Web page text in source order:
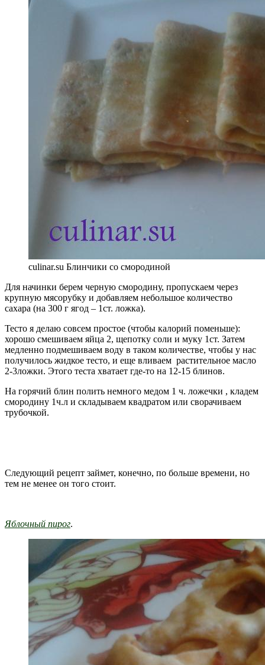
culinar.su Блинчики со смородиной
Для начинки берем черную смородину, пропускаем через
крупную мясорубку и добавляем небольшое количество
сахара (на 300 г ягод – 1ст. ложка).
Тесто я делаю совсем простое (чтобы калорий поменьше):
хорошо смешиваем яйца 2, щепотку соли и муку 1ст. Затем
медленно подмешиваем воду в таком количестве, чтобы у нас
получилось жидкое тесто, и еще вливаем растительное масло
2-3ложки. Этого теста хватает где-то на 12-15 блинов.
На горячий блин полить немного медом 1 ч. ложечки , кладем
смородину 1ч.л и складываем квадратом или сворачиваем
трубочкой.
Следующий рецепт займет, конечно, по больше времени, но
тем не менее он того стоит.
Яблочный пирог.